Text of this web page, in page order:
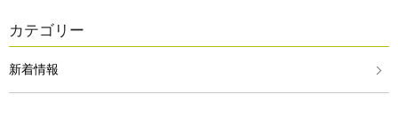
カテゴリー
新着情報